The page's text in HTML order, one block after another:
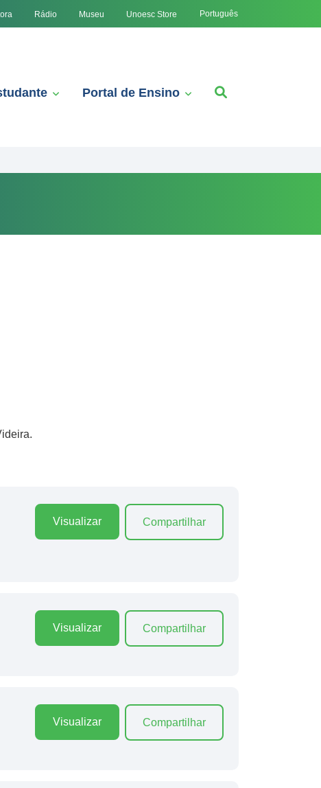
Rádio Museu Unoesc Store Português
Portal de Ensino
Visualizar Compartilhar
Visualizar Compartilhar
Visualizar Compartilhar